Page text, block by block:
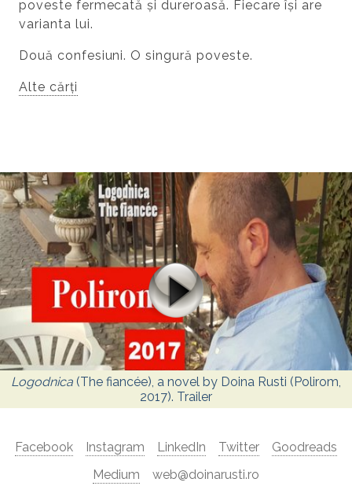
poveste fermecată și dureroasă. Fiecare își are
varianta lui.
Două confesiuni. O singură poveste.
Alte cărți
Logodnica (The fiancée), a novel by Doina Rusti (Polirom,
2017). Trailer
Facebook Instagram LinkedIn Twitter
Goodreads
Medium
web@doinarusti.ro